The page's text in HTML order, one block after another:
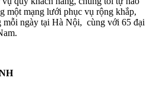
một mạng lưới phục vụ rộng khắp,
mỗi ngày tại Hà Nội, cùng với 65 đại